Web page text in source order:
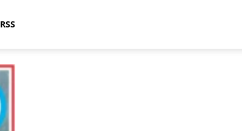
RSS